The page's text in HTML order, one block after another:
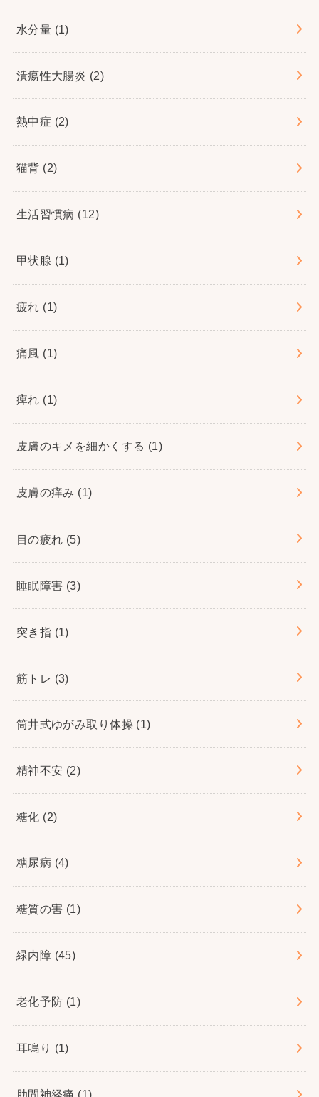
水分量 (1)
潰瘍性大腸炎 (2)
熱中症 (2)
猫背 (2)
生活習慣病 (12)
甲状腺 (1)
疲れ (1)
痛風 (1)
痺れ (1)
皮膚のキメを細かくする (1)
皮膚の痒み (1)
目の疲れ (5)
睡眠障害 (3)
突き指 (1)
筋トレ (3)
筒井式ゆがみ取り体操 (1)
精神不安 (2)
糖化 (2)
糖尿病 (4)
糖質の害 (1)
緑内障 (45)
老化予防 (1)
耳鳴り (1)